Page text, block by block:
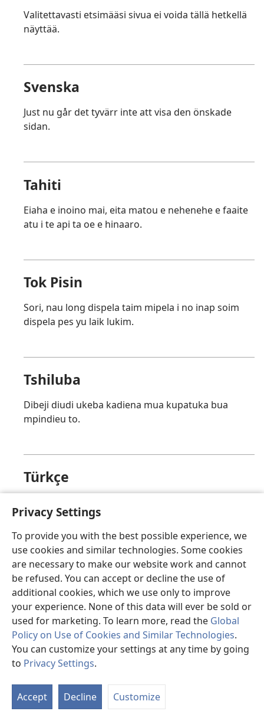
Privacy Settings
To provide you with the best possible experience, we
use cookies and similar technologies. Some cookies
are necessary to make our website work and cannot
be refused. You can accept or decline the use of
additional cookies, which we use only to improve
your experience. None of this data will ever be sold or
used for marketing. To learn more, read the Global
Policy on Use of Cookies and Similar Technologies.
You can customize your settings at any time by going
to Privacy Settings.
Accept Decline Customize
Valitettavasti etsimääsi sivua ei voida tällä hetkellä
näyttää.
Svenska
Just nu går det tyvärr inte att visa den önskade
sidan.
Tahiti
Eiaha e inoino mai, eita matou e nehenehe e faaite
atu i te api ta oe e hinaaro.
Tok Pisin
Sori, nau long dispela taim mipela i no inap soim
dispela pes yu laik lukim.
Tshiluba
Dibeji diudi ukeba kadiena mua kupatuka bua
mpindieu to.
Türkçe
valencià
Ho sentim, en este moment la pàgina que busques
no està disponible.
Việt
Hiện trang mà bạn yêu cầu không thể hiển thị.